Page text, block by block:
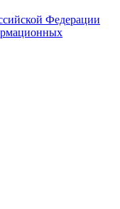
Федерации